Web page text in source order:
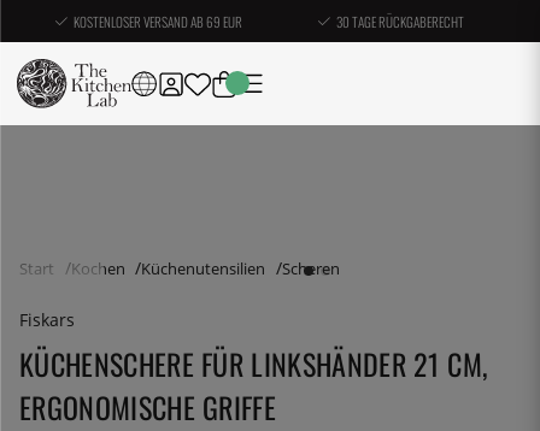
KOSTENLOSER VERSAND AB 69 EUR 30 TAGE RÜCKGABERECHT
Start Kochen Küchenutensilien Scheren
Fiskars
KÜCHENSCHERE FÜR LINKSHÄNDER 21 CM,
ERGONOMISCHE GRIFFE